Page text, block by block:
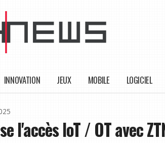
INNOVATION JEUX MOBILE LOGICIEL
l'accès IoT / OT avec